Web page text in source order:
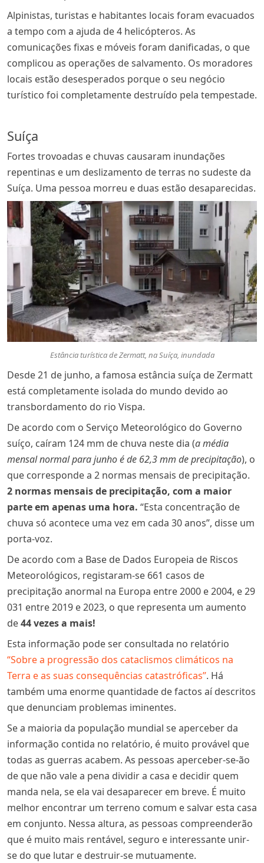
Alpinistas, turistas e habitantes locais foram evacuados
a tempo com a ajuda de 4 helicópteros. As
comunicações fixas e móveis foram danificadas, o que
complicou as operações de salvamento. Os moradores
locais estão desesperados porque o seu negócio
turístico foi completamente destruído pela tempestade.
Suíça
Fortes trovoadas e chuvas causaram inundações
repentinas e um deslizamento de terras no sudeste da
Suíça. Uma pessoa morreu e duas estão desaparecidas.
Estância turística de Zermatt, na Suíça, inundada
Desde 21 de junho, a famosa estância suíça de Zermatt
está completamente isolada do mundo devido ao
transbordamento do rio Vispa.
De acordo com o Serviço Meteorológico do Governo
suíço, caíram 124 mm de chuva neste dia (a média
mensal normal para junho é de 62,3 mm de precipitação), o
que corresponde a 2 normas mensais de precipitação.
2 normas mensais de precipitação, com a maior
parte em apenas uma hora. “Esta concentração de
chuva só acontece uma vez em cada 30 anos”, disse um
porta-voz.
De acordo com a Base de Dados Europeia de Riscos
Meteorológicos, registaram-se 661 casos de
precipitação anormal na Europa entre 2000 e 2004, e 29
031 entre 2019 e 2023, o que representa um aumento
de44 vezes a mais!
Esta informação pode ser consultada no relatório
“Sobre a progressão dos cataclismos climáticos na
Terra e as suas consequências catastróficas”. Há
também uma enorme quantidade de factos aí descritos
que denunciam problemas iminentes.
Se a maioria da população mundial se aperceber da
informação contida no relatório, é muito provável que
todas as guerras acabem. As pessoas aperceber-se-ão
de que não vale a pena dividir a casa e decidir quem
manda nela, se ela vai desaparecer em breve. É muito
melhor encontrar um terreno comum e salvar esta casa
em conjunto. Nessa altura, as pessoas compreenderão
que é muito mais rentável, seguro e interessante unir-
se do que lutar e destruir-se mutuamente.